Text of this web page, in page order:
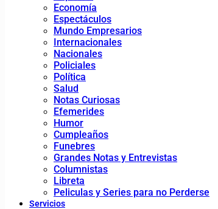
Economía
Espectáculos
Mundo Empresarios
Internacionales
Nacionales
Policiales
Política
Salud
Notas Curiosas
Efemerides
Humor
Cumpleaños
Funebres
Grandes Notas y Entrevistas
Columnistas
Libreta
Peliculas y Series para no Perderse
Servicios